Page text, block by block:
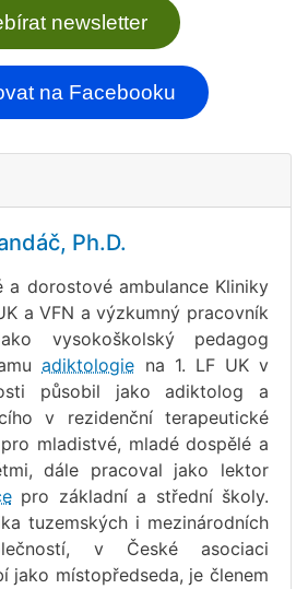
newsletter
na Facebooku
Ph.D.
a dorostové ambulance Kliniky
a VFN a výzkumný pracovník
vysokoškolský pedagog
adiktologie na 1. LF UK v
působil jako adiktolog a
v rezidenční terapeutické
mladistvé, mladé dospělé a
dále pracoval jako lektor
pro základní a střední školy.
tuzemských i mezinárodních
v České asociaci
jako místopředseda, je členem